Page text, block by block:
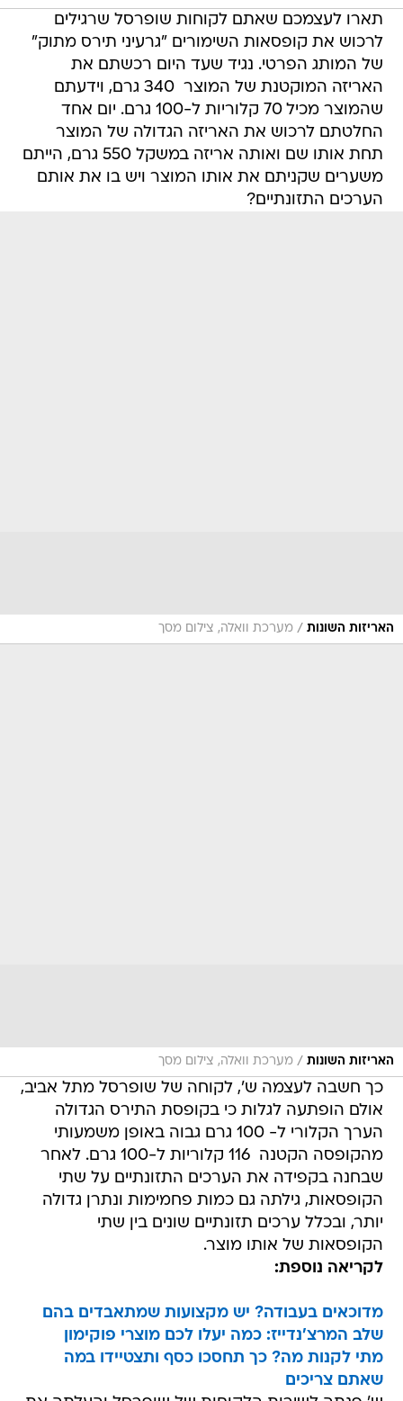
תארו לעצמכם שאתם לקוחות שופרסל שרגילים
לרכוש את קופסאות השימורים "גרעיני תירס מתוק"
של המותג הפרטי. נגיד שעד היום רכשתם את
האריזה המוקטנת של המוצר  340 גרם, וידעתם
שהמוצר מכיל 70 קלוריות ל-100 גרם. יום אחד
החלטתם לרכוש את האריזה הגדולה של המוצר
תחת אותו שם ואותה אריזה במשקל 550 גרם, הייתם
משערים שקניתם את אותו המוצר ויש בו את אותם
הערכים התזונתיים?
האריזות השונות / מערכת וואלה, צילום מסך
האריזות השונות / מערכת וואלה, צילום מסך
כך חשבה לעצמה ש', לקוחה של שופרסל מתל אביב,
אולם הופתעה לגלות כי בקופסת התירס הגדולה
הערך הקלורי ל- 100 גרם גבוה באופן משמעותי
מהקופסה הקטנה  116 קלוריות ל-100 גרם. לאחר
שבחנה בקפידה את הערכים התזונתיים על שתי
הקופסאות, גילתה גם כמות פחמימות ונתרן גדולה
יותר, ובכלל ערכים תזונתיים שונים בין שתי
הקופסאות של אותו מוצר.
לקריאה נוספת:
מדוכאים בעבודה? יש מקצועות שמתאבדים בהם
שלב המרצ'נדייז: כמה יעלו לכם מוצרי פוקימון
מתי לקנות מה? כך תחסכו כסף ותצטיידו במה
שאתם צריכים